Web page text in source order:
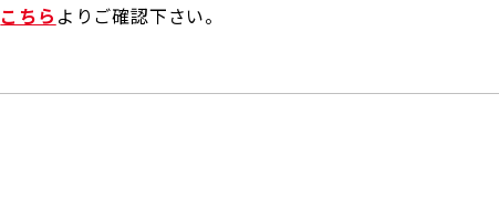
こちら よりご確認下さい。